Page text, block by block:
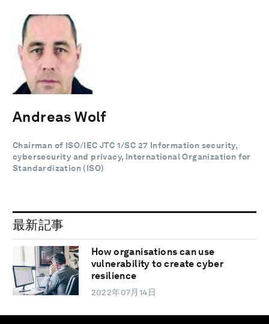
Andreas Wolf
Chairman of ISO/IEC JTC 1/SC 27 Information security,
cybersecurity and privacy, International Organization for
Standardization (ISO)
最新記事
How organisations can use
vulnerability to create cyber
resilience
2022年07月14日